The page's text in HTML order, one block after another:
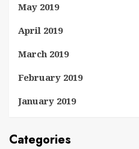
May 2019
April 2019
March 2019
February 2019
January 2019
Categories